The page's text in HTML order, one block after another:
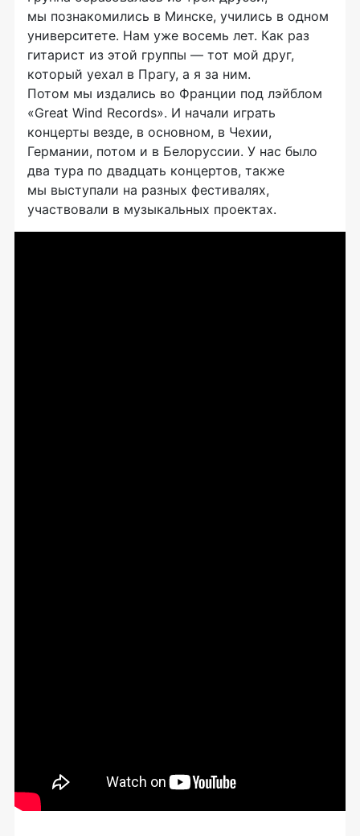
мы познакомились в Минске, учились в одном
университете. Нам уже восемь лет. Как раз
гитарист из этой группы — тот мой друг,
который уехал в Прагу, а я за ним.
Потом мы издались во Франции под лэйблом
«Great Wind Records». И начали играть
концерты везде, в основном, в Чехии,
Германии, потом и в Белоруссии. У нас было
два тура по двадцать концертов, также
мы выступали на разных фестивалях,
участвовали в музыкальных проектах.